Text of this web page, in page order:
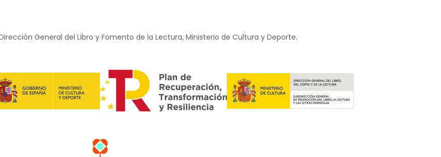
General del Libro y Fomento de la Lectura, Ministerio de Cultura y Deporte.